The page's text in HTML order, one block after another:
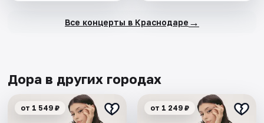
Все концерты в Краснодаре →
Дора в других городах
от 1 549 ₽ от 1 249 ₽